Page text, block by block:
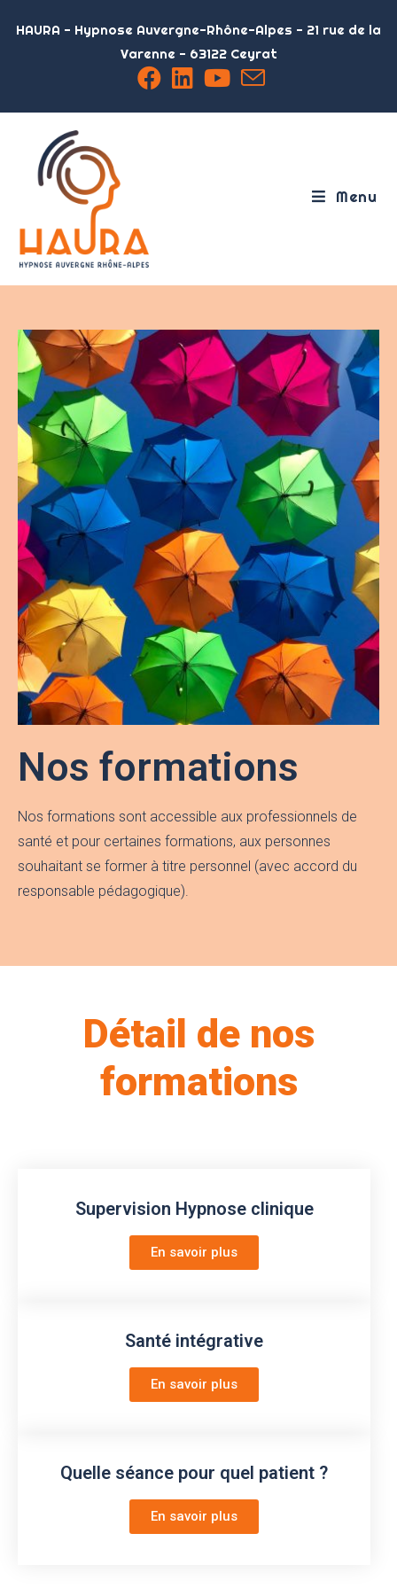
HAURA - Hypnose Auvergne-Rhône-Alpes - 21 rue de la
Varenne - 63122 Ceyrat
Menu
Nos formations
Nos formations sont accessible aux professionnels de
santé et pour certaines formations, aux personnes
souhaitant se former à titre personnel (avec accord du
responsable pédagogique).
Détail de nos
formations
Supervision Hypnose clinique
En savoir plus
Santé intégrative
En savoir plus
Quelle séance pour quel patient ?
En savoir plus